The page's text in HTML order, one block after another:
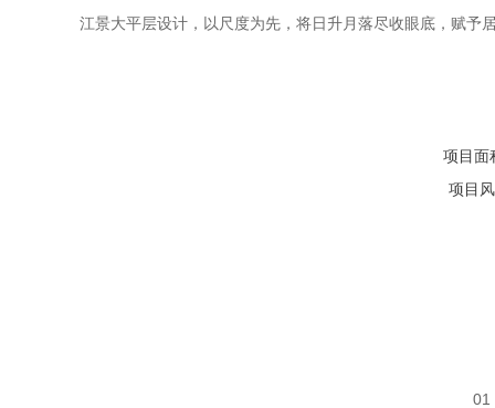
江景大平层设计，以尺度为先，将日升月落尽收眼底，赋予
项目面
项目
01